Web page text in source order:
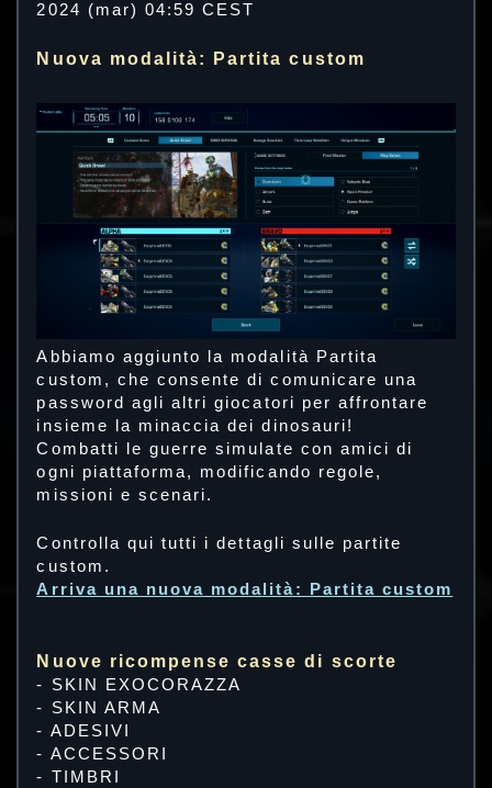
2024 (mar) 04:59 CEST
Nuova modalità: Partita custom
Abbiamo aggiunto la modalità Partita
custom, che consente di comunicare una
password agli altri giocatori per affrontare
insieme la minaccia dei dinosauri!
Combatti le guerre simulate con amici di
ogni piattaforma, modificando regole,
missioni e scenari.
Controlla qui tutti i dettagli sulle partite
custom.
Arriva una nuova modalità: Partita custom
Nuove ricompense casse di scorte
- SKIN EXOCORAZZA
- SKIN ARMA
- ADESIVI
- ACCESSORI
- TIMBRI